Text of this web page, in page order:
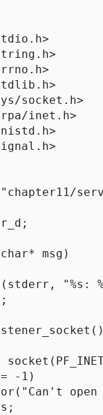
socket.h>
inet.h>
msg)
"%s:
-1)
open